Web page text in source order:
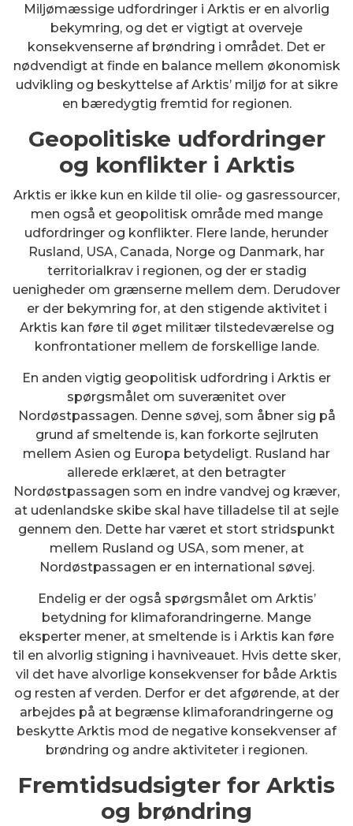
Miljømæssige udfordringer i Arktis er en alvorlig
bekymring, og det er vigtigt at overveje
konsekvenserne af brøndring i området. Det er
nødvendigt at finde en balance mellem økonomisk
udvikling og beskyttelse af Arktis’ miljø for at sikre
en bæredygtig fremtid for regionen.
Geopolitiske udfordringer
og konflikter i Arktis
Arktis er ikke kun en kilde til olie- og gasressourcer,
men også et geopolitisk område med mange
udfordringer og konflikter. Flere lande, herunder
Rusland, USA, Canada, Norge og Danmark, har
territorialkrav i regionen, og der er stadig
uenigheder om grænserne mellem dem. Derudover
er der bekymring for, at den stigende aktivitet i
Arktis kan føre til øget militær tilstedeværelse og
konfrontationer mellem de forskellige lande.
En anden vigtig geopolitisk udfordring i Arktis er
spørgsmålet om suverænitet over
Nordøstpassagen. Denne søvej, som åbner sig på
grund af smeltende is, kan forkorte sejlruten
mellem Asien og Europa betydeligt. Rusland har
allerede erklæret, at den betragter
Nordøstpassagen som en indre vandvej og kræver,
at udenlandske skibe skal have tilladelse til at sejle
gennem den. Dette har været et stort stridspunkt
mellem Rusland og USA, som mener, at
Nordøstpassagen er en international søvej.
Endelig er der også spørgsmålet om Arktis’
betydning for klimaforandringerne. Mange
eksperter mener, at smeltende is i Arktis kan føre
til en alvorlig stigning i havniveauet. Hvis dette sker,
vil det have alvorlige konsekvenser for både Arktis
og resten af verden. Derfor er det afgørende, at der
arbejdes på at begrænse klimaforandringerne og
beskytte Arktis mod de negative konsekvenser af
brøndring og andre aktiviteter i regionen.
Fremtidsudsigter for Arktis
og brøndring